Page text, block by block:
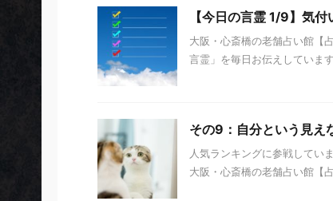
【今日の言霊 1/9】気付
大阪・心斎橋の老舗占い館【
言霊」を毎日お伝えしていま
その9：自分という見え
人気ランキングに参戦してい
大阪・心斎橋の老舗占い館【